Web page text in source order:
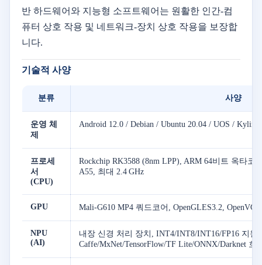
반 하드웨어와 지능형 소프트웨어는 원활한 인간-컴
퓨터 상호 작용 및 네트워크-장치 상호 작용을 보장합
니다.
기술적 사양
분류 사양
운영 체
제
Android 12.0 / Debian / Ubuntu 20.04 / UOS / Kylin
프로세
서
(CPU)
Rockchip RK3588 (8nm LPP), ARM 64비트 옥타코
A55, 최대 2.4 GHz
GPU Mali-G610 MP4 쿼드코어, OpenGLES3.2,
NPU
(AI)
내장 신경 처리 장치, INT4/INT8/INT16/FP16 지원,
Caffe/MxNet/TensorFlow/TF Lite/ONNX/Darknet